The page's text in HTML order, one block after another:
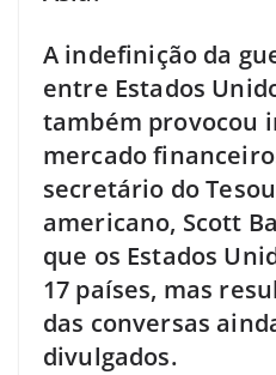
A indefinição da
entre Estados
também provocou
mercado
secretário do
americano, Scott
que os Estados
17 países, mas
das conversas
divulgados.